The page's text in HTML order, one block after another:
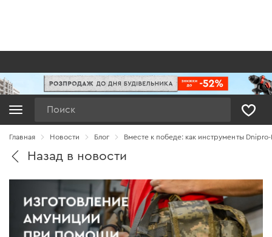
Главная Новости Блог Вместе к победе: как инструменты
Назад в новости